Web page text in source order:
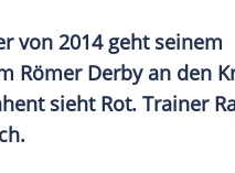
von 2014 geht seinem
Römer Derby an den
sieht Rot. Trainer